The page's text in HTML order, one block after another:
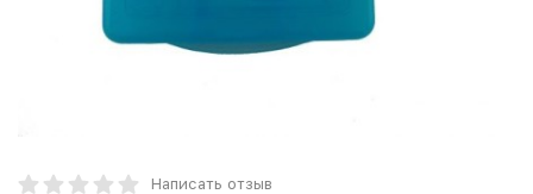
Написать отзыв